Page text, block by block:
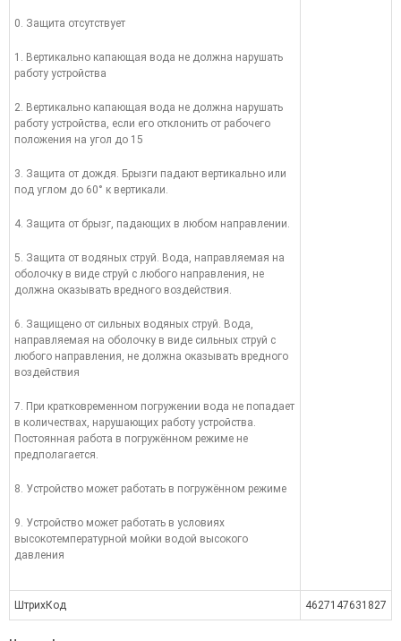
0. Защита отсутствует
1. Вертикально капающая вода не должна нарушать
работу устройства
2. Вертикально капающая вода не должна нарушать
работу устройства, если его отклонить от рабочего
положения на угол до 15
3. Защита от дождя. Брызги падают вертикально или
под углом до 60° к вертикали.
4. Защита от брызг, падающих в любом направлении.
5. Защита от водяных струй. Вода, направляемая на
оболочку в виде струй с любого направления, не
должна оказывать вредного воздействия.
6. Защищено от сильных водяных струй. Вода,
направляемая на оболочку в виде сильных струй с
любого направления, не должна оказывать вредного
воздействия
7. При кратковременном погружении вода не попадает
в количествах, нарушающих работу устройства.
Постоянная работа в погружённом режиме не
предполагается.
8. Устройство может работать в погружённом режиме
9. Устройство может работать в условиях
высокотемпературной мойки водой высокого
давления
ШтрихКод 4627147631827